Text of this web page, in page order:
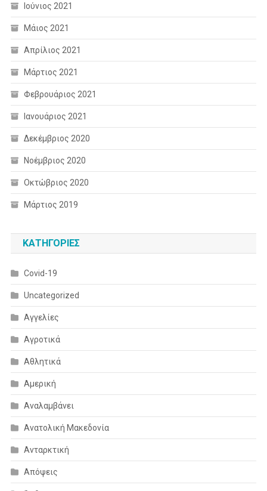
Ιούνιος 2021
Μάιος 2021
Απρίλιος 2021
Μάρτιος 2021
Φεβρουάριος 2021
Ιανουάριος 2021
Δεκέμβριος 2020
Νοέμβριος 2020
Οκτώβριος 2020
Μάρτιος 2019
KΑΤΗΓΟΡΊΕΣ
Covid-19
Uncategorized
Αγγελίες
Αγροτικά
Αθλητικά
Αμερική
Αναλαμβάνει
Ανατολική Μακεδονία
Ανταρκτική
Απόψεις